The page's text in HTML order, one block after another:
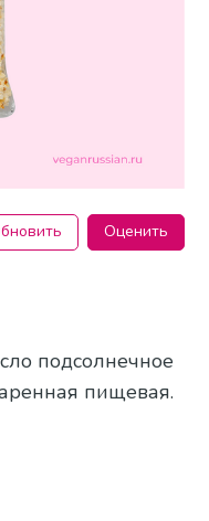
Оценить
подсолнечное
пищевая.